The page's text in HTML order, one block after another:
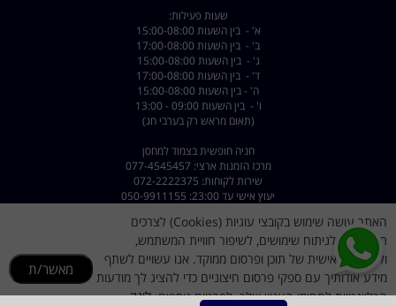
שעות פעילות:
א' - בין השעות 15:00-08:00
ב' - בין השעות 17:00-08:00
ג' - בין השעות 15:00-08:00
ד' - בין השעות 17:00-08:00
ה' - בין השעות 15:00-08:00
ו' - בין השעות 09:00 - 13:00
(תאום מראש רק בערבי חג)
חניה חופשית בצמוד למחסן
מרכז הזמנות ארצי: 077-4545457
שירות לקוחות: 072-2222375
יעוץ אישי עד 23:00: 050-9911155
כתובת: רחוב השילוח 8 פתח תקווה - קרית מטלון
דוא"ל :dorsport@walla.com
מייל שירות לקוחותdorsportsr@gmail.com
האתר עושה שימוש בקובצי עוגיות (Cookies) לצרכים
תפעוליים, לניתוח שימושים, לשיפור חוויית המשתמש,
ולהתאמה אישית של תוכן ופרסום ממוקד. אנו עשויים לשתף
מידע אודותיך עם ספקי פרסום חיצוניים כדי להציג לך מודעות
הרלוונטיות לתחומי העניין שלך. לפרטים נוספים:לינק
מאשר/ת